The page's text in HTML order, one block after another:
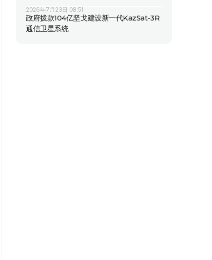
2026年7月23日 08:51
政府拨款104亿坚戈建设新一代KazSat-3R
通信卫星系统